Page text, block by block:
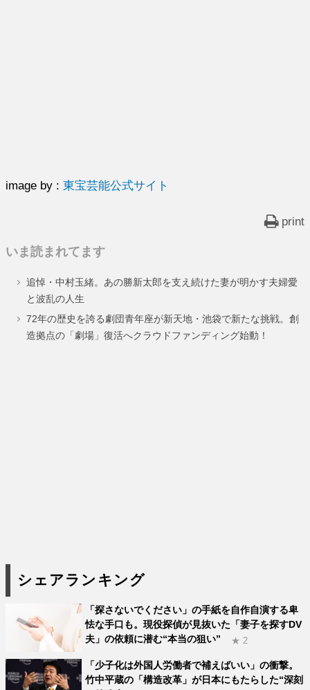
image by :東宝芸能公式サイト
print
いま読まれてます
追悼・中村玉緒。あの勝新太郎を支え続けた妻が明かす夫婦愛
と波乱の人生
72年の歴史を誇る劇団青年座が新天地・池袋で新たな挑戦。創
造拠点の「劇場」復活へクラウドファンディング始動！
シェアランキング
「探さないでください」の手紙を自作自演する卑
怯な手口も。現役探偵が見抜いた「妻子を探すDV
夫」の依頼に潜む“本当の狙い”
★ 2
「少子化は外国人労働者で補えばいい」の衝撃。
竹中平蔵の「構造改革」が日本にもたらした“深刻